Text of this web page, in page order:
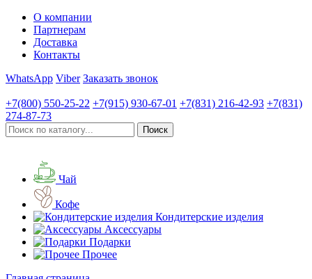
О компании
Партнерам
Доставка
Контакты
WhatsApp Viber Заказать звонок
+7(800) 550-25-22 +7(915) 930-67-01 +7(831) 216-42-93 +7(831)
274-87-73
Чай
Кофе
Кондитерские изделия
Аксессуары
Подарки
Прочее